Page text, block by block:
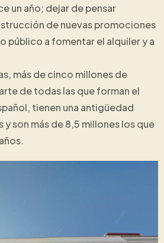
un año; dejar de pensar
de nuevas promociones
público a fomentar el alquiler y a
más de cinco millones de
de todas las que forman el
tienen una antigüedad
y son más de 8,5 millones los que